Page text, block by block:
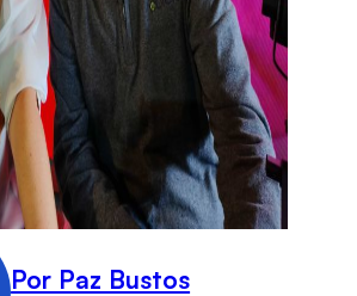
Por Paz Bustos